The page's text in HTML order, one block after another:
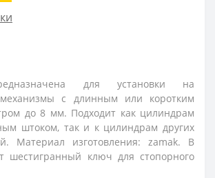
для установки на
с длинным или коротким
до 8 мм. Подходит как цилиндрам
штоком, так и к цилиндрам других
Материал изготовления: zamak. В
шестигранный ключ для стопорного